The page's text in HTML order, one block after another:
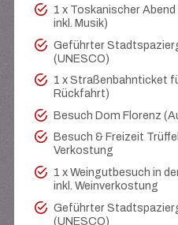
1 x Toskanischer
inkl. Musik)
Geführter
(UNESCO)
1 x Straßenbahnticket
Rückfahrt)
Besuch Dom Florenz
Besuch & Freizeit
Verkostung
1 x Weingutbesuch in
inkl. Weinverkostung
Geführter
(UNESCO)